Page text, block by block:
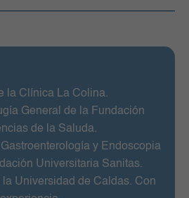
la Clínica La Colina.
General de la Fundación
de la Saluda.
y Endoscopia
Universitaria Sanitas.
Universidad de Caldas. Con